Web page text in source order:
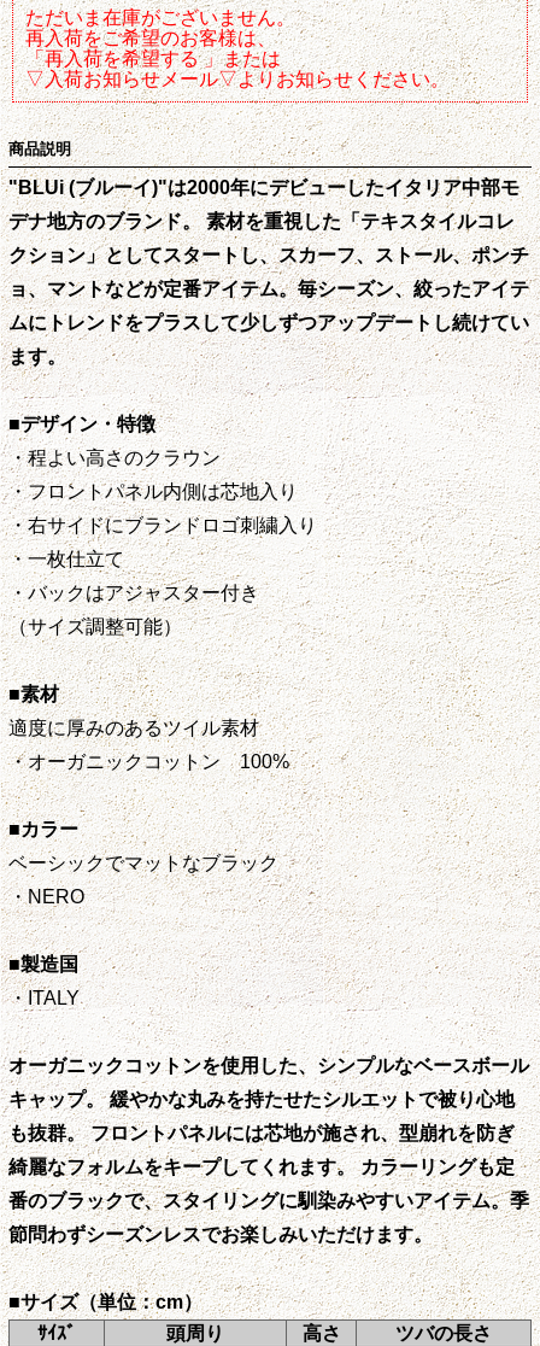
ただいま在庫がございません。
再入荷をご希望のお客様は、
「再入荷を希望する 」または
▽入荷お知らせメール▽よりお知らせください。
商品説明
"BLUi (ブルーイ)"は2000年にデビューしたイタリア中部モ
デナ地方のブランド。 素材を重視した「テキスタイルコレ
クション」としてスタートし、スカーフ、ストール、ポンチ
ョ、マントなどが定番アイテム。毎シーズン、絞ったアイテ
ムにトレンドをプラスして少しずつアップデートし続けてい
ます。
■デザイン・特徴
・程よい高さのクラウン
・フロントパネル内側は芯地入り
・右サイドにブランドロゴ刺繍入り
・一枚仕立て
・バックはアジャスター付き
（サイズ調整可能）
■素材
適度に厚みのあるツイル素材
・オーガニックコットン 100%
■カラー
ベーシックでマットなブラック
・NERO
■製造国
・ITALY
オーガニックコットンを使用した、シンプルなベースボール
キャップ。 緩やかな丸みを持たせたシルエットで被り心地
も抜群。 フロントパネルには芯地が施され、型崩れを防ぎ
綺麗なフォルムをキープしてくれます。 カラーリングも定
番のブラックで、スタイリングに馴染みやすいアイテム。季
節問わずシーズンレスでお楽しみいただけます。
■サイズ（単位：cm）
ｻｲｽﾞ
頭周り 高さ
ツバの長さ